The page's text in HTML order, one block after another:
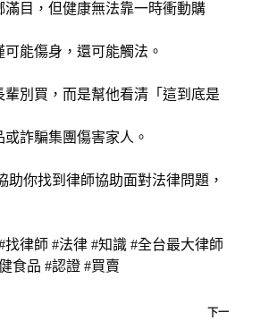
滿目，但健康無法靠一時衝動購
能傷身，還可能觸法。
別買，而是幫他看清「這到底是
詐騙集團傷害家人。
助你找到律師協助面對法律問題，
律師 #法律 #知識 #全台最大律師
食品 #認證 #買賣
下一